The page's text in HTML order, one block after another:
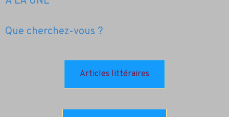
Que cherchez-vous ?
Articles littéraires